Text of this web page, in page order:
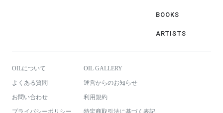
BOOKS
ARTISTS
OILについて OIL GALLERY
よくある質問 運営からのお知らせ
お問い合わせ 利用規約
プライバシーポリシー 特定商取引法に基づく表記